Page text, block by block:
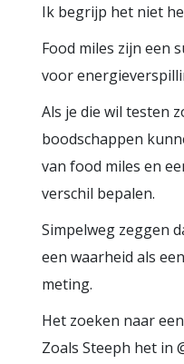
Ik begrijp het niet
Food miles zijn een
voor
Als je die wil testen
boodschappen
van food miles en
verschil bepalen.
Simpelweg zeggen
een waarheid als
meting.
Het zoeken naar
Zoals Steeph het in